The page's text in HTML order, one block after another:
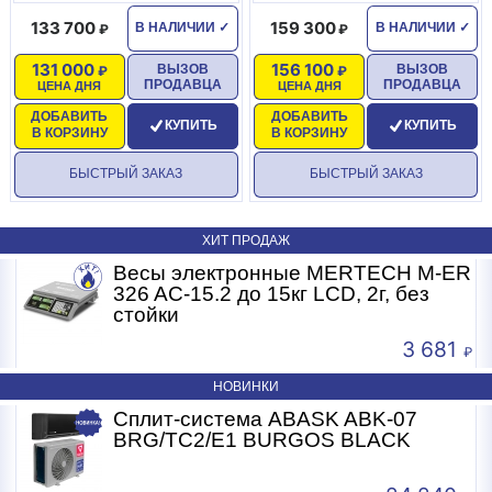
В НАЛИЧИИ ✓
133 700
ЦЕНА ДНЯ
131 000
ДОБАВИТЬ
В КОРЗИНУ
ВЫЗОВ
ПРОДАВЦА
КУПИТЬ
БЫСТРЫЙ ЗАКАЗ
В НАЛИЧИИ ✓
159 300
ЦЕНА ДНЯ
156 100
ДОБАВИТЬ
В КОРЗИНУ
ВЫЗОВ
ПРОДАВЦА
КУПИТЬ
БЫСТРЫЙ ЗАКАЗ
ХИТ ПРОДАЖ
Весы электронные MERTECH M-ER
326 AC-15.2 до 15кг LCD, 2г, без
стойки
3 681
НОВИНКИ
Сплит-система ABASK ABK-07
BRG/TC2/E1 BURGOS BLACK